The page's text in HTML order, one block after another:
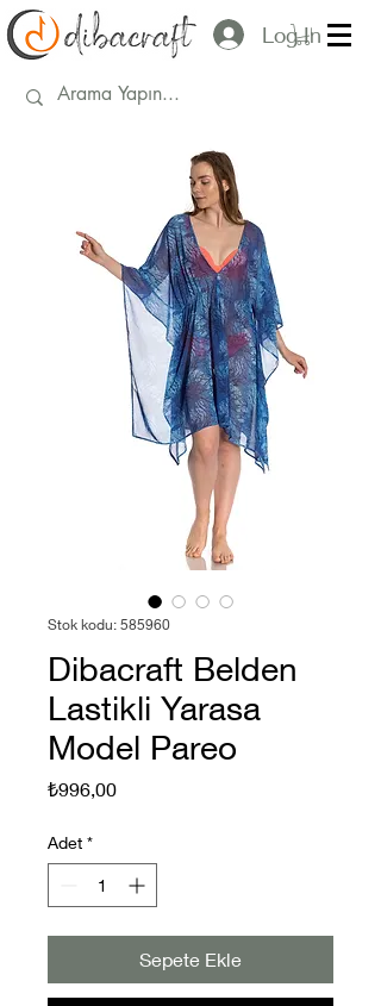
Log In
Stok kodu: 585960
Dibacraft Belden
Lastikli Yarasa
Model Pareo
₺996,00Fiyat
Adet *
Sepete Ekle